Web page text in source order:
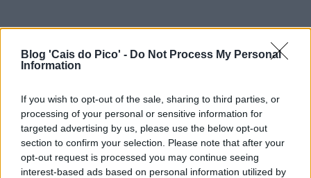
Blog 'Cais do Pico' - Do Not Process My Personal
Information
If you wish to opt-out of the sale, sharing to third parties, or
processing of your personal or sensitive information for
targeted advertising by us, please use the below opt-out
section to confirm your selection. Please note that after your
opt-out request is processed you may continue seeing
interest-based ads based on personal information utilized by